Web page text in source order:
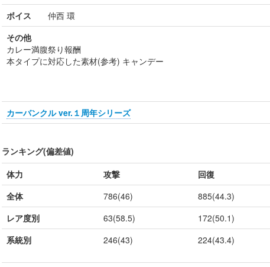
ボイス 仲西 環
その他
カレー満腹祭り報酬
本タイプに対応した素材(参考) キャンデー
カーバンクル ver.１周年シリーズ
ランキング(偏差値)
体力
攻撃
回復
全体
786(46)
885(44.3)
レア度別
63(58.5)
172(50.1)
系統別
246(43) 224(43.4)